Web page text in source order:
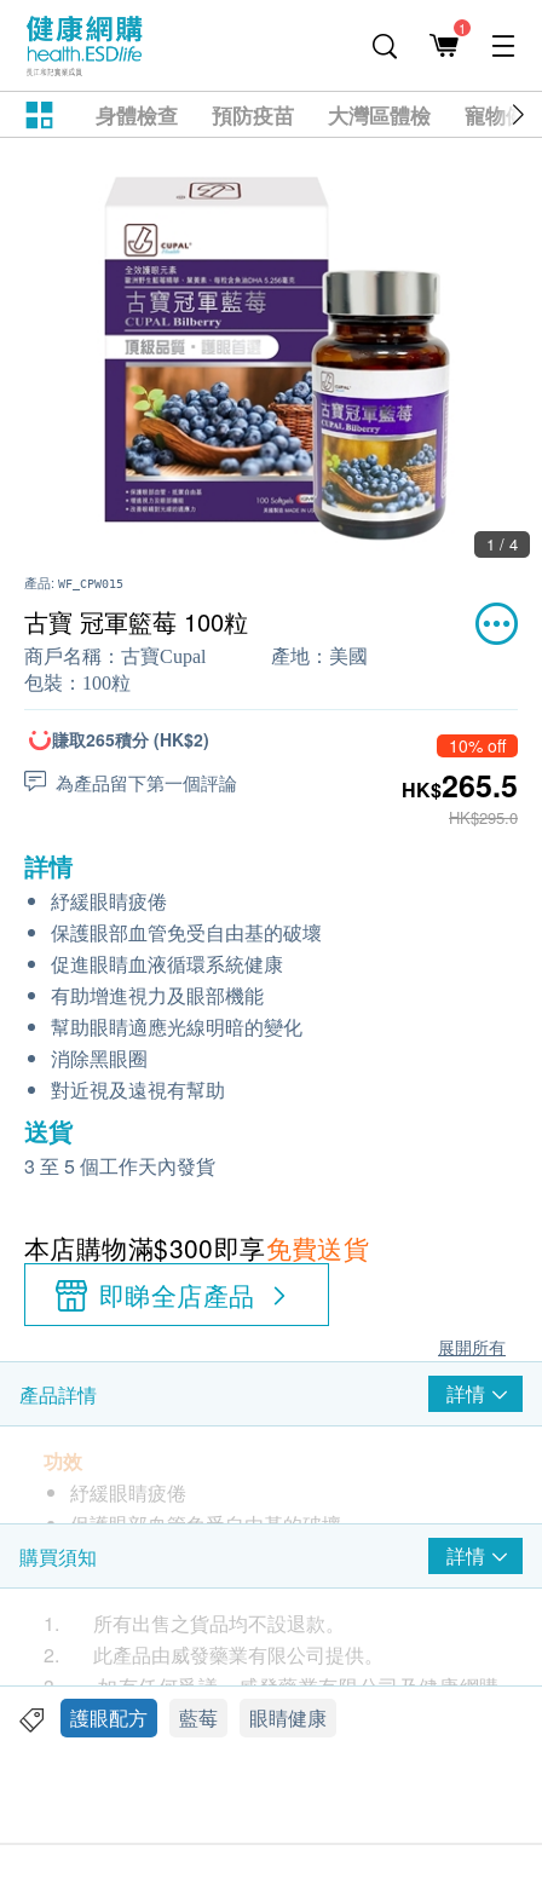
1
身體檢查 預防疫苗 大灣區體檢 寵物健
1 / 4
產品: WF_CPW015
古寶 冠軍籃莓 100粒
商戶名稱： 古寶Cupal 產地： 美國
包裝： 100粒
賺取265積分 (HK$2)
為產品留下第一個評論
10% off
HK$265.5
HK$295.0
詳情
紓緩眼睛疲倦
保護眼部血管免受自由基的破壞
促進眼睛血液循環系統健康
有助增進視力及眼部機能
幫助眼睛適應光線明暗的變化
消除黑眼圈
對近視及遠視有幫助
送貨
3 至 5 個工作天內發貨
本店購物滿$300即享免費送貨
即睇全店產品
展開所有
產品詳情 詳情
功效
紓緩眼睛疲倦
保護眼部血管免受自由基的破壞
促進眼睛血液循環系統健康
有助增進視力及眼部機能
幫助眼睛適應光線明暗的變化
消除黑眼圈
對近視及遠視有幫助
適合人士
購買須知 詳情
1. 所有出售之貨品均不設退款。
2. 此產品由威發藥業有限公司提供。
3. 如有任何爭議，威發藥業有限公司及健康網購
health.ESDlife保留最終決議權。
護眼配方 藍莓 眼睛健康